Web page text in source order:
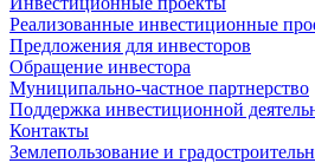
Реализованные инвестиционные
Предложения для инвесторов
Обращение инвестора
Муниципально-частное партнерство
Поддержка инвестиционной
Контакты
Землепользование и